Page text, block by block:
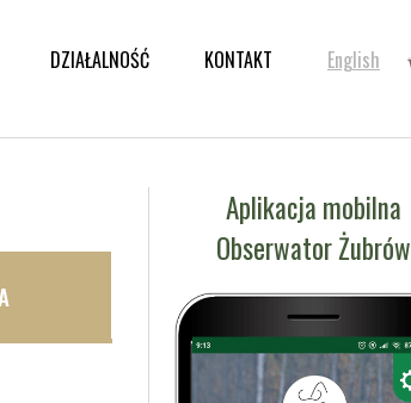
DZIAŁALNOŚĆ KONTAKT English
Aplikacja mobilna
Obserwator Żubrów